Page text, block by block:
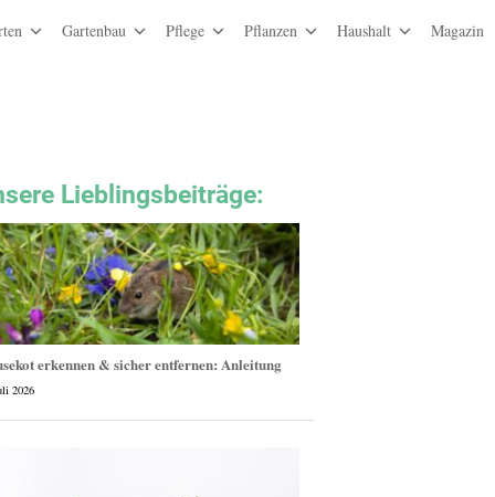
Gartenbau Pflege Pflanzen Haushalt Magazin
Lieblingsbeiträge:
erkennen & sicher entfernen: Anleitung
2026